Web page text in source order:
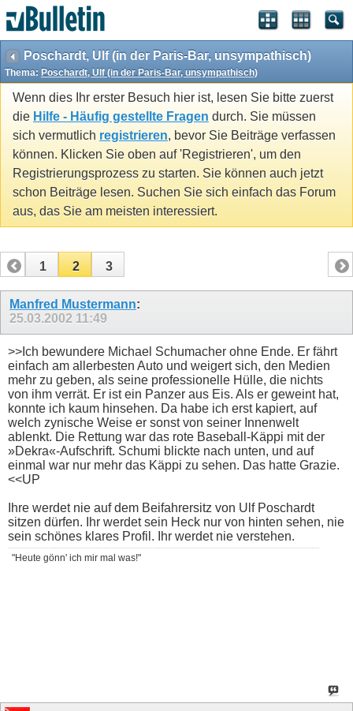
Poschardt, Ulf (in der Paris-Bar, unsympathisch)
Thema: Poschardt, Ulf (in der Paris-Bar, unsympathisch)
Wenn dies Ihr erster Besuch hier ist, lesen Sie bitte zuerst
die Hilfe - Häufig gestellte Fragen durch. Sie müssen
sich vermutlich registrieren, bevor Sie Beiträge verfassen
können. Klicken Sie oben auf 'Registrieren', um den
Registrierungsprozess zu starten. Sie können auch jetzt
schon Beiträge lesen. Suchen Sie sich einfach das Forum
aus, das Sie am meisten interessiert.
1 2 3
Manfred Mustermann:
25.03.2002 11:49
>>Ich bewundere Michael Schumacher ohne Ende. Er fährt
einfach am allerbesten Auto und weigert sich, den Medien
mehr zu geben, als seine professionelle Hülle, die nichts
von ihm verrät. Er ist ein Panzer aus Eis. Als er geweint hat,
konnte ich kaum hinsehen. Da habe ich erst kapiert, auf
welch zynische Weise er sonst von seiner Innenwelt
ablenkt. Die Rettung war das rote Baseball-Käppi mit der
»Dekra«-Aufschrift. Schumi blickte nach unten, und auf
einmal war nur mehr das Käppi zu sehen. Das hatte Grazie.
<<UP
Ihre werdet nie auf dem Beifahrersitz von Ulf Poschardt
sitzen dürfen. Ihr werdet sein Heck nur von hinten sehen, nie
sein schönes klares Profil. Ihr werdet nie verstehen.
"Heute gönn' ich mir mal was!"